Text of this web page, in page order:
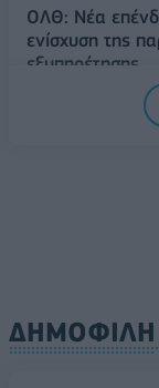
ΟΛΘ: Νέα
ενίσχυση της
εξυπηρέτησης
ΔΗΜΟΦΙΛΗ